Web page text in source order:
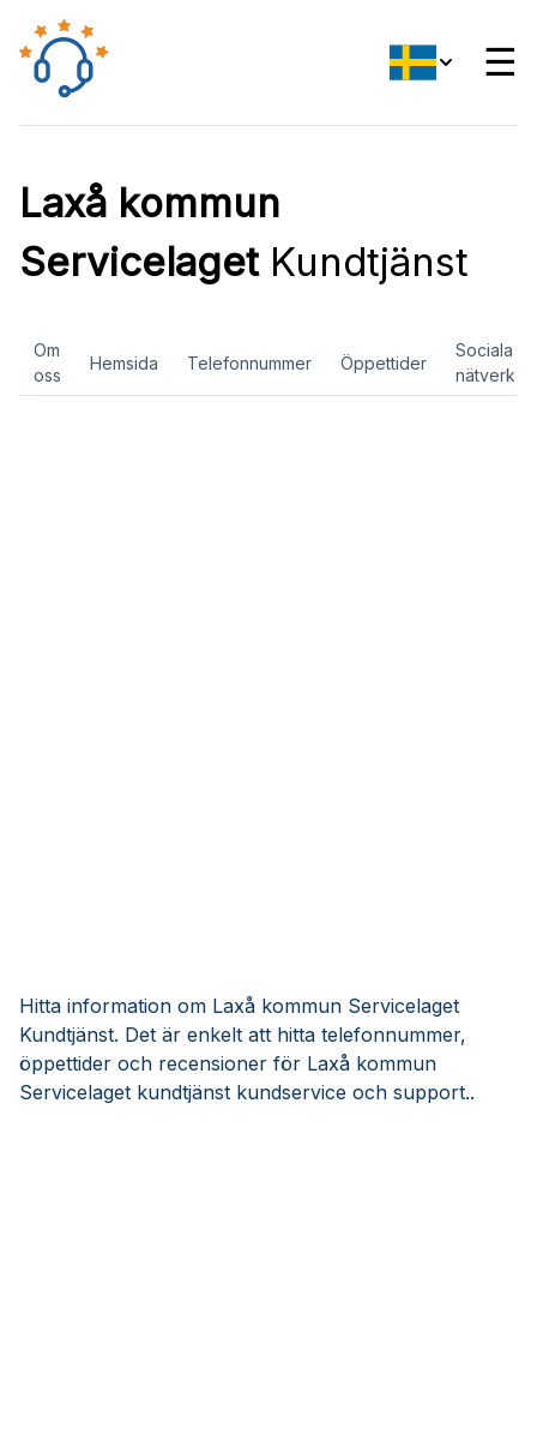
☰
Laxå kommun
ServicelagetKundtjänst
Om
oss
Hemsida Telefonnummer Öppettider
Sociala
nätverk
Hitta information om Laxå kommun Servicelaget
Kundtjänst. Det är enkelt att hitta telefonnummer,
öppettider och recensioner för Laxå kommun
Servicelaget kundtjänst kundservice och support..